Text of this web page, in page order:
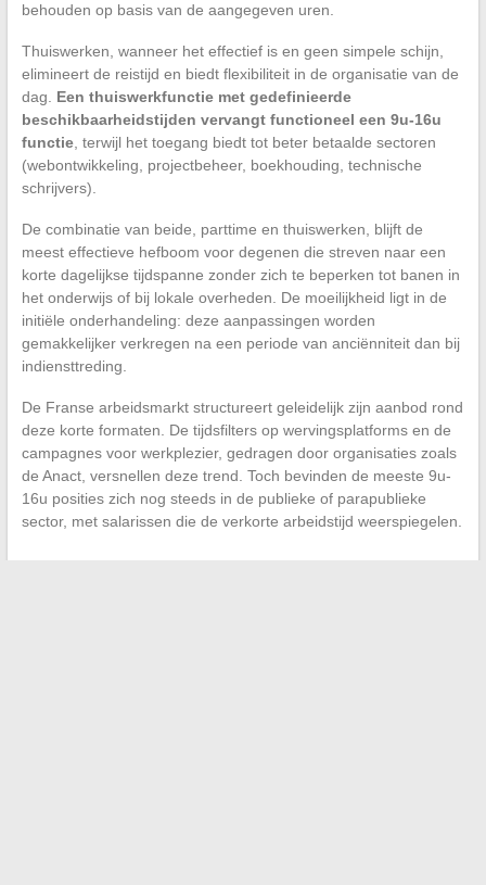
behouden op basis van de aangegeven uren.
Thuiswerken, wanneer het effectief is en geen simpele schijn,
elimineert de reistijd en biedt flexibiliteit in de organisatie van de
dag. Een thuiswerkfunctie met gedefinieerde
beschikbaarheidstijden vervangt functioneel een 9u-16u
functie, terwijl het toegang biedt tot beter betaalde sectoren
(webontwikkeling, projectbeheer, boekhouding, technische
schrijvers).
De combinatie van beide, parttime en thuiswerken, blijft de
meest effectieve hefboom voor degenen die streven naar een
korte dagelijkse tijdspanne zonder zich te beperken tot banen in
het onderwijs of bij lokale overheden. De moeilijkheid ligt in de
initiële onderhandeling: deze aanpassingen worden
gemakkelijker verkregen na een periode van anciënniteit dan bij
indiensttreding.
De Franse arbeidsmarkt structureert geleidelijk zijn aanbod rond
deze korte formaten. De tijdsfilters op wervingsplatforms en de
campagnes voor werkplezier, gedragen door organisaties zoals
de Anact, versnellen deze trend. Toch bevinden de meeste 9u-
16u posities zich nog steeds in de publieke of parapublieke
sector, met salarissen die de verkorte arbeidstijd weerspiegelen.